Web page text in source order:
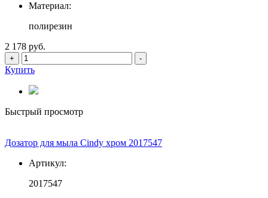
Материал:
полирезин
2 178 руб.
+ -
Купить
Быстрый просмотр
Дозатор для мыла Cindy хром 2017547
Артикул:
2017547